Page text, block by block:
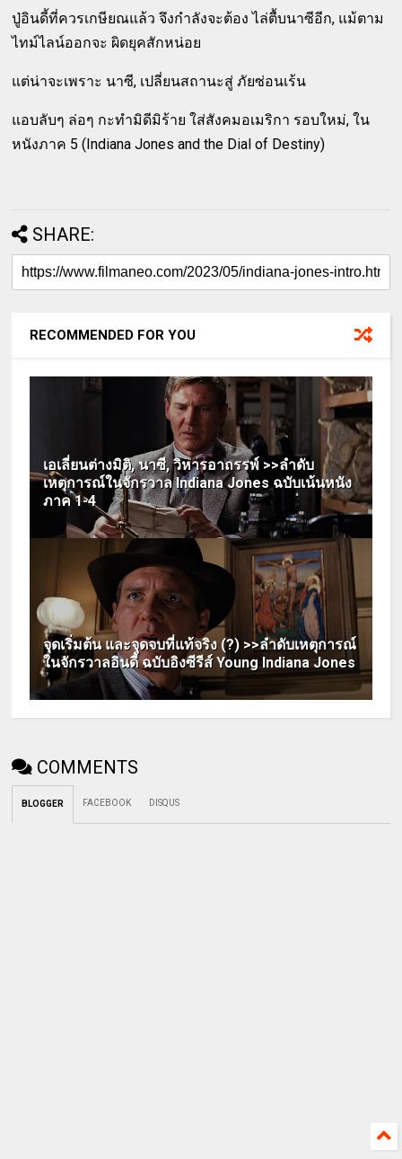
ปู่อินดี้ที่ควรเกษียณแล้ว จึงกำลังจะต้อง ไล่ตื้บนาซีอีก, แม้ตาม
ไทม์ไลน์ออกจะ ผิดยุคสักหน่อย
แต่น่าจะเพราะ นาซี, เปลี่ยนสถานะสู่ ภัยซ่อนเร้น
แอบลับๆ ล่อๆ กะทำมิดีมิร้าย ใส่สังคมอเมริกา รอบใหม่, ใน
หนังภาค 5 (Indiana Jones and the Dial of Destiny)
SHARE:
RECOMMENDED FOR YOU
เอเลี่ยนต่างมิติ, นาซี, วิหารอาถรรพ์ >>ลำดับ
เหตุการณ์ในจักรวาล Indiana Jones ฉบับเน้นหนัง
ภาค 1-4
จุดเริ่มต้น และจุดจบที่แท้จริง (?) >>ลำดับเหตุการณ์
ในจักรวาลอินดี้ ฉบับอิงซีรีส์ Young Indiana Jones
COMMENTS
BLOGGER FACEBOOK DISQUS